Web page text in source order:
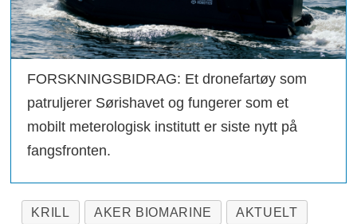
FORSKNINGSBIDRAG: Et dronefartøy som
patruljerer Sørishavet og fungerer som et
mobilt meterologisk institutt er siste nytt på
fangsfronten.
KRILL AKER BIOMARINE AKTUELT